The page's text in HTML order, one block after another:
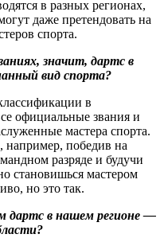
в разных регионах,
даже претендовать на
спорта.
значит, дартс в
вид спорта?
в
официальные звания и
мастера спорта.
например, победив на
разряде и будучи
становишься мастером
но это так.
дартс в нашем регионе —